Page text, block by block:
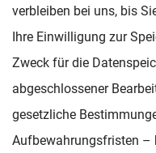
verbleiben bei uns, bis
Ihre Einwilligung zur
Zweck für die
abgeschlossener
gesetzliche
Aufbewahrungsfristen –